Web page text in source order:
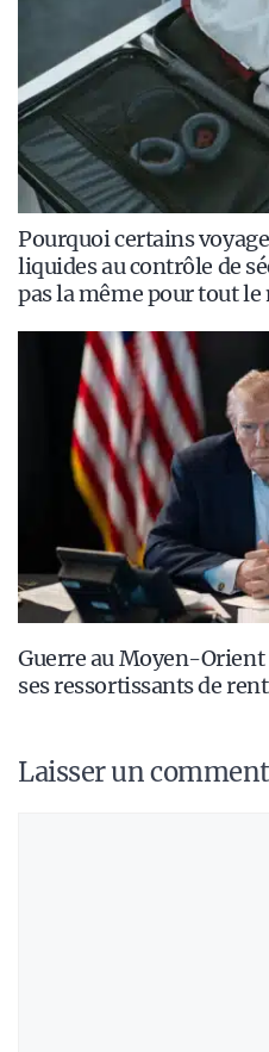
Pourquoi certains
liquides au contrôle de
pas la même pour tout le
Guerre au Moyen-
ses ressortissants de
Laisser un